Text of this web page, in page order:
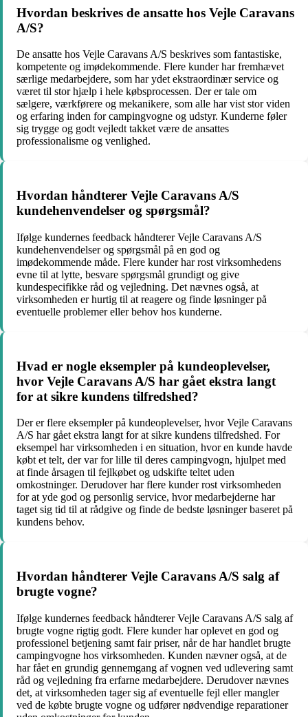
Hvordan beskrives de ansatte hos Vejle Caravans
A/S?
De ansatte hos Vejle Caravans A/S beskrives som fantastiske,
kompetente og imødekommende. Flere kunder har fremhævet
særlige medarbejdere, som har ydet ekstraordinær service og
været til stor hjælp i hele købsprocessen. Der er tale om
sælgere, værkførere og mekanikere, som alle har vist stor viden
og erfaring inden for campingvogne og udstyr. Kunderne føler
sig trygge og godt vejledt takket være de ansattes
professionalisme og venlighed.
Hvordan håndterer Vejle Caravans A/S
kundehenvendelser og spørgsmål?
Ifølge kundernes feedback håndterer Vejle Caravans A/S
kundehenvendelser og spørgsmål på en god og
imødekommende måde. Flere kunder har rost virksomhedens
evne til at lytte, besvare spørgsmål grundigt og give
kundespecifikke råd og vejledning. Det nævnes også, at
virksomheden er hurtig til at reagere og finde løsninger på
eventuelle problemer eller behov hos kunderne.
Hvad er nogle eksempler på kundeoplevelser,
hvor Vejle Caravans A/S har gået ekstra langt
for at sikre kundens tilfredshed?
Der er flere eksempler på kundeoplevelser, hvor Vejle Caravans
A/S har gået ekstra langt for at sikre kundens tilfredshed. For
eksempel har virksomheden i en situation, hvor en kunde havde
købt et telt, der var for lille til deres campingvogn, hjulpet med
at finde årsagen til fejlkøbet og udskifte teltet uden
omkostninger. Derudover har flere kunder rost virksomheden
for at yde god og personlig service, hvor medarbejderne har
taget sig tid til at rådgive og finde de bedste løsninger baseret på
kundens behov.
Hvordan håndterer Vejle Caravans A/S salg af
brugte vogne?
Ifølge kundernes feedback håndterer Vejle Caravans A/S salg af
brugte vogne rigtig godt. Flere kunder har oplevet en god og
professionel betjening samt fair priser, når de har handlet brugte
campingvogne hos virksomheden. Kunden nævner også, at de
har fået en grundig gennemgang af vognen ved udlevering samt
råd og vejledning fra erfarne medarbejdere. Derudover nævnes
det, at virksomheden tager sig af eventuelle fejl eller mangler
ved de købte brugte vogne og udfører nødvendige reparationer